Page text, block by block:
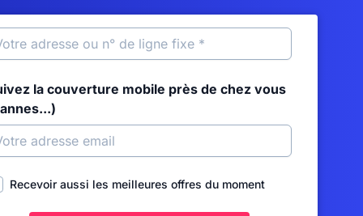
la couverture mobile près de chez vous
Recevoir aussi les meilleures offres du moment